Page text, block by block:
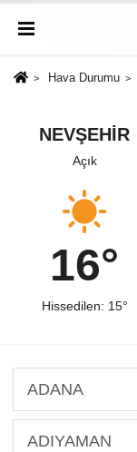
Hava Durumu
NEVŞEHİR
Açık
16°
Hissedilen: 15°
ADANA
ADIYAMAN